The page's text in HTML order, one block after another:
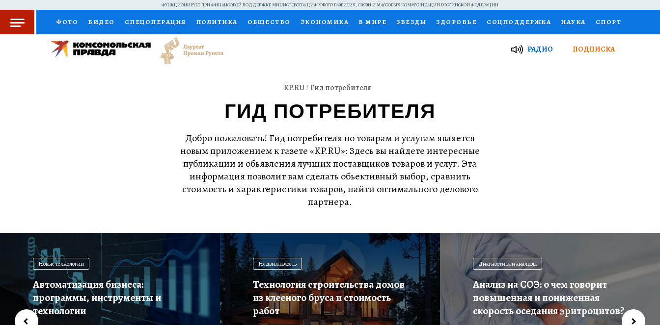
ФУНКЦИОНИРУЕТ ПРИ ФИНАНСОВОЙ ПОДДЕРЖКЕ МИНИСТЕРСТВА ЦИФРОВОГО РАЗВИТИЯ, СВЯЗИ И МАССОВЫХ КОММУНИКАЦИЙ РОССИЙСКОЙ ФЕДЕРАЦИИ
ФОТО ВИДЕО СПЕЦОПЕРАЦИЯ ПОЛИТИКА ОБЩЕСТВО ЭКОНОМИКА В МИРЕ ЗВЕЗДЫ ЗДОРОВЬЕ СОЦПОДДЕРЖКА НАУКА СПОРТ
КОЛУМНИСТЫ ПРОИСШЕСТВИЯ НАЦИОНАЛЬНЫЕ ПРОЕКТЫ РОССИИ Я ЗНАЮ СЕМЬЯ
РАДИО ПОДПИСКА
ГИД ПОТРЕБИТЕЛЯ
KP.RU Гид потребителя
Добро пожаловать! Гид потребителя по товарам и услугам является
новым приложением к газете «KP.RU»: Здесь вы найдете интересные
публикации и обьявления лучших поставщиков товаров и услуг. Эта
информация позволит вам сделать обьективный выбор, сравнить
стоимость и характеристики товаров, найти оптимального делового
партнера.
Новые технологии
Автоматизация бизнеса:
программы, инструменты и
технологии
Недвижимость
Технология строительства домов
из клееного бруса и стоимость
работ
Диагностика и анализы
Анализ на СОЭ: о чем говорит
повышенная и пониженная
скорость оседания эритроцитов?